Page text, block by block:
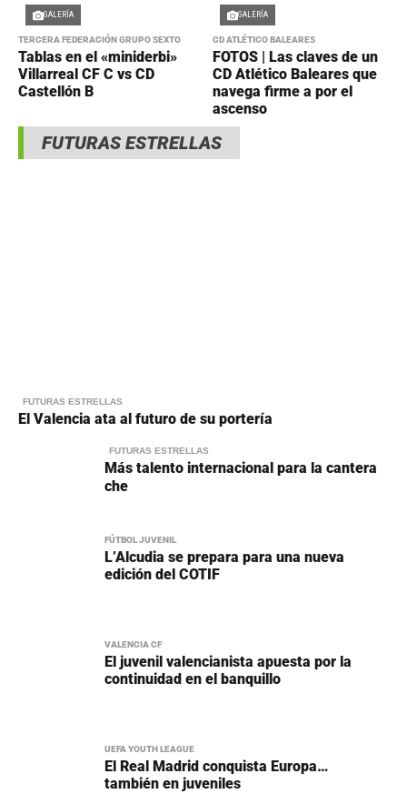
GALERÍA
TERCERA FEDERACIÓN GRUPO SEXTO
Tablas en el «miniderbi»
Villarreal CF C vs CD
Castellón B
GALERÍA
CD ATLÉTICO BALEARES
FOTOS | Las claves de un
CD Atlético Baleares que
navega firme a por el
ascenso
FUTURAS ESTRELLAS
FUTURAS ESTRELLAS
El Valencia ata al futuro de su portería
FUTURAS ESTRELLAS
Más talento internacional para la cantera
che
FÚTBOL JUVENIL
L’Alcudia se prepara para una nueva
edición del COTIF
VALENCIA CF
El juvenil valencianista apuesta por la
continuidad en el banquillo
UEFA YOUTH LEAGUE
El Real Madrid conquista Europa…
también en juveniles